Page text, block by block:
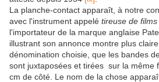
La planche-contact apparaît, à notre
avec l'instrument appelé tireuse de
l'importateur de la marque anglaise
illustrant son annonce montre plus
dénomination choisie, que les bandes
sont juxtaposées et tirées sur la même
cm de côté. Le nom de la chose